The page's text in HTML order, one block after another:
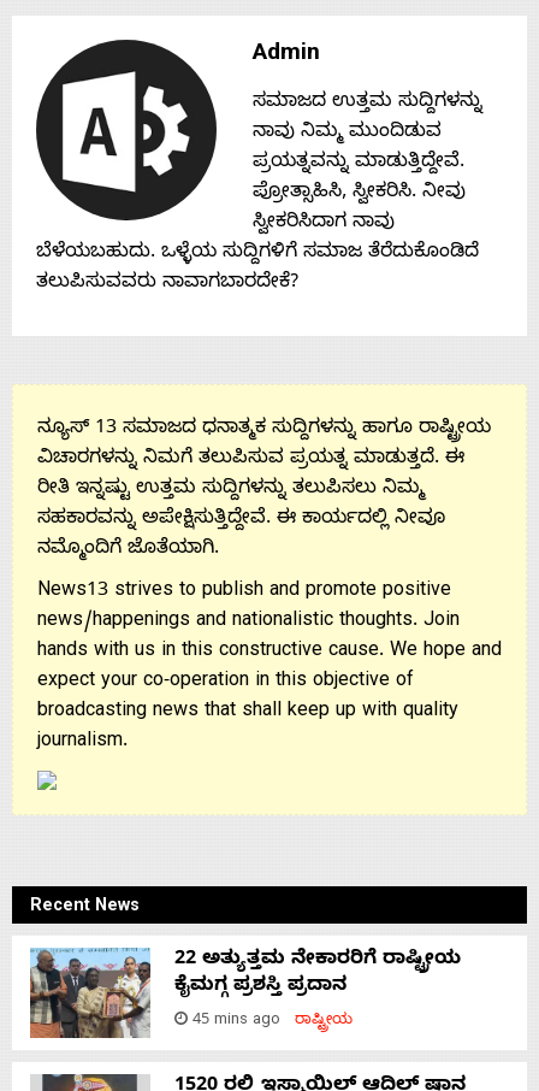
Contact
Us
Admin
ಸಮಾಜದ ಉತ್ತಮ ಸುದ್ದಿಗಳನ್ನು
ನಾವು ನಿಮ್ಮ ಮುಂದಿಡುವ
ಪ್ರಯತ್ನವನ್ನು ಮಾಡುತ್ತಿದ್ದೇವೆ.
ಪ್ರೋತ್ಸಾಹಿಸಿ, ಸ್ವೀಕರಿಸಿ. ನೀವು
ಸ್ವೀಕರಿಸಿದಾಗ ನಾವು
ಬೆಳೆಯಬಹುದು. ಒಳ್ಳೆಯ ಸುದ್ದಿಗಳಿಗೆ ಸಮಾಜ ತೆರೆದುಕೊಂಡಿದೆ
ತಲುಪಿಸುವವರು ನಾವಾಗಬಾರದೇಕೆ?
ನ್ಯೂಸ್ 13 ಸಮಾಜದ ಧನಾತ್ಮಕ ಸುದ್ದಿಗಳನ್ನು ಹಾಗೂ ರಾಷ್ಟ್ರೀಯ
ವಿಚಾರಗಳನ್ನು ನಿಮಗೆ ತಲುಪಿಸುವ ಪ್ರಯತ್ನ ಮಾಡುತ್ತದೆ. ಈ
ರೀತಿ ಇನ್ನಷ್ಟು ಉತ್ತಮ ಸುದ್ದಿಗಳನ್ನು ತಲುಪಿಸಲು ನಿಮ್ಮ
ಸಹಕಾರವನ್ನು ಅಪೇಕ್ಷಿಸುತ್ತಿದ್ದೇವೆ. ಈ ಕಾರ್ಯದಲ್ಲಿ ನೀವೂ
ನಮ್ಮೊಂದಿಗೆ ಜೊತೆಯಾಗಿ.
News13 strives to publish and promote positive
news/happenings and nationalistic thoughts. Join
hands with us in this constructive cause. We hope and
expect your co-operation in this objective of
broadcasting news that shall keep up with quality
journalism.
Recent News
22 ಅತ್ಯುತ್ತಮ ನೇಕಾರರಿಗೆ ರಾಷ್ಟ್ರೀಯ
ಕೈಮಗ್ಗ ಪ್ರಶಸ್ತಿ ಪ್ರದಾನ
45 mins ago ರಾಷ್ಟ್ರೀಯ